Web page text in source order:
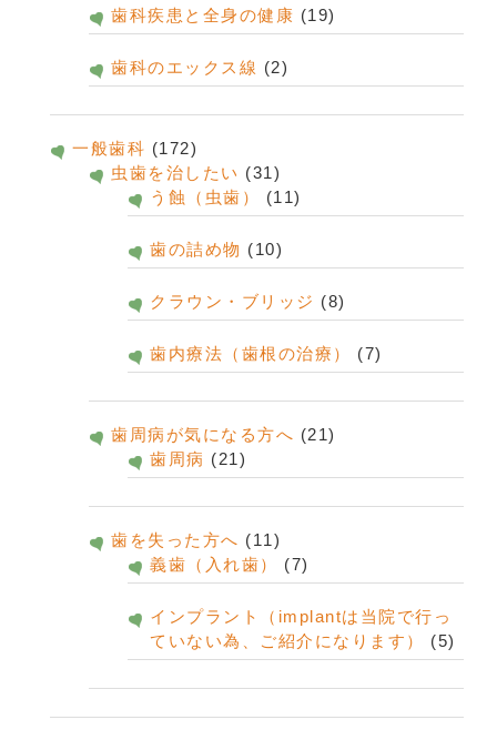
歯科疾患と全身の健康 (19)
歯科のエックス線 (2)
一般歯科 (172)
虫歯を治したい (31)
う蝕（虫歯）
(11)
歯の詰め物 (10)
クラウン・ブリッジ (8)
歯内療法（歯根の治療） (7)
歯周病が気になる方へ (21)
歯周病 (21)
歯を失った方へ (11)
義歯（入れ歯）
(7)
インプラント（implantは当院で行っ
ていない為、ご紹介になります）
(5)